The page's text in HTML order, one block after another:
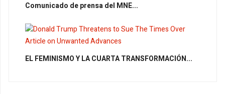
Comunicado de prensa del MNE...
EL FEMINISMO Y LA CUARTA TRANSFORMACIÓN...